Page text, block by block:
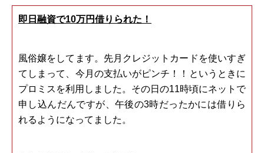
即日融資で10万円借りられた！
風俗嬢をしてます。先月クレジットカードを使いすぎ
てしまって、今月の支払いがピンチ！！というときに
プロミスを利用しました。その日の11時頃にネットで
申し込んだんですが、午後の3時だったかには借りら
れるようになってました。